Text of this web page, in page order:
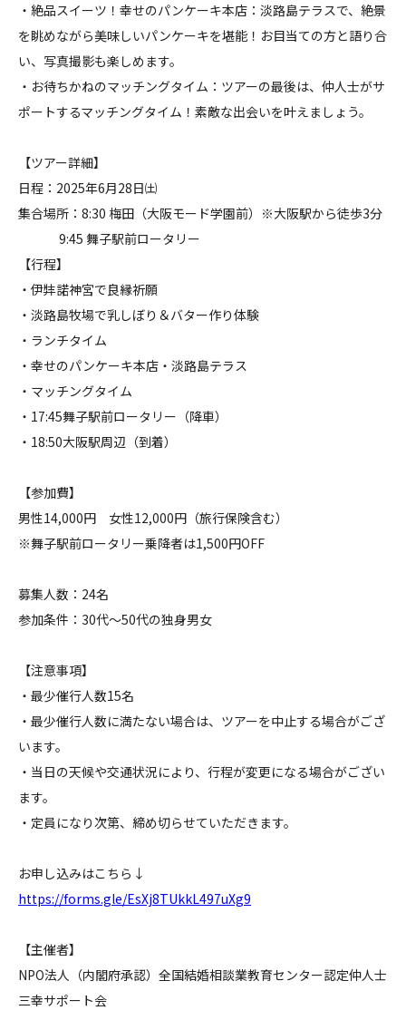
・絶品スイーツ！幸せのパンケーキ本店：淡路島テラスで、絶景
を眺めながら美味しいパンケーキを堪能！お目当ての方と語り合
い、写真撮影も楽しめます。
・お待ちかねのマッチングタイム：ツアーの最後は、仲人士がサ
ポートするマッチングタイム！素敵な出会いを叶えましょう。
【ツアー詳細】
日程：2025年6月28日㈯
集合場所：8:30 梅田（大阪モード学園前）※大阪駅から徒歩3分
9:45 舞子駅前ロータリー
【行程】
・伊弉諾神宮で良縁祈願
・淡路島牧場で乳しぼり＆バター作り体験
・ランチタイム
・幸せのパンケーキ本店・淡路島テラス
・マッチングタイム
・17:45舞子駅前ロータリー（降車）
・18:50大阪駅周辺（到着）
【参加費】
男性14,000円 女性12,000円（旅行保険含む）
※舞子駅前ロータリー乗降者は1,500円OFF
募集人数：24名
参加条件：30代～50代の独身男女
【注意事項】
・最少催行人数15名
・最少催行人数に満たない場合は、ツアーを中止する場合がござ
います。
・当日の天候や交通状況により、行程が変更になる場合がござい
ます。
・定員になり次第、締め切らせていただきます。
お申し込みはこちら↓
https://forms.gle/EsXj8TUkkL497uXg9
【主催者】
NPO法人（内閣府承認）全国結婚相談業教育センター認定仲人士
三幸サポート会